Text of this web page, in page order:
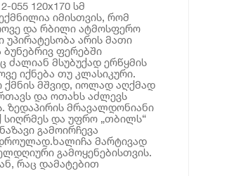
055 120x170 სმ
იმისთვის, რომ
და რბილი ატმოსფერო
უპირატესობა არის მათი
ფერებში
მსუბუქად ერწყმის
იქნება თუ კლასიკური.
ქმნის მშვიდ, იოლად აღქმად
და ოთახს აძლევს
ზედაპირის მრავალდონიანი
სიღრმეს და უფრო „თბილს“
გამოირჩევა
მარტივად
გამოყენებისთვის.
რაც დამატებით